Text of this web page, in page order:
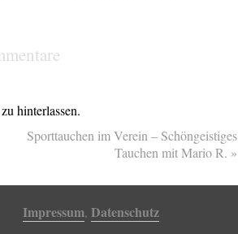
hinterlassen.
Sporttauchen im Verein – Schöngeistiges
Tauchen mit Mario R. »
Impressum, Datenschutz